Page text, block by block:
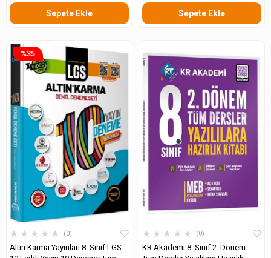
Sepete Ekle Sepete Ekle
★ ★ ★ ★ ★ 0
Altın Karma Yayınları 8. Sınıf LGS
%35
★ ★ ★ ★ ★ 0
KR Akademi 8. Sınıf 2. Dönem